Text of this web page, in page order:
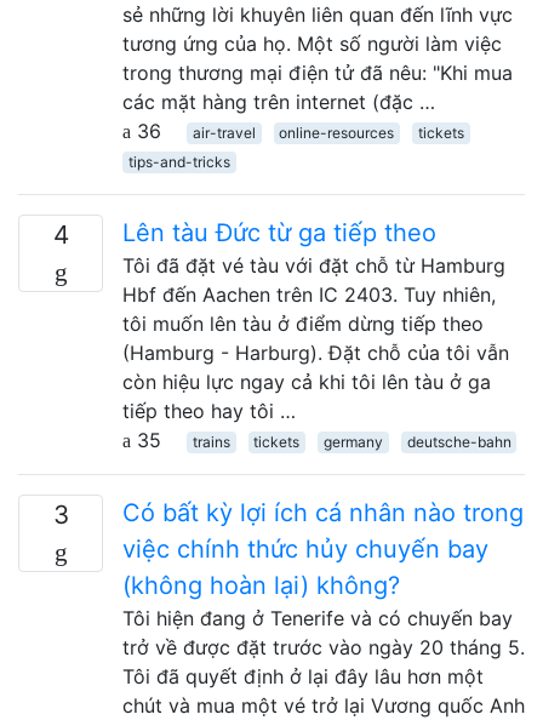
sẻ những lời khuyên liên quan đến lĩnh vực
tương ứng của họ. Một số người làm việc
trong thương mại điện tử đã nêu: "Khi mua
các mặt hàng trên internet (đặc …
36
air-travel online-resources
tickets
tips-and-tricks
4 Lên tàu Đức từ ga tiếp theo
Tôi đã đặt vé tàu với đặt chỗ từ Hamburg
Hbf đến Aachen trên IC 2403. Tuy nhiên,
tôi muốn lên tàu ở điểm dừng tiếp theo
(Hamburg - Harburg). Đặt chỗ của tôi vẫn
còn hiệu lực ngay cả khi tôi lên tàu ở ga
tiếp theo hay tôi …
35
trains tickets germany deutsche-bahn
3
Có bất kỳ lợi ích cá nhân nào trong
việc chính thức hủy chuyến bay
(không hoàn lại) không?
Tôi hiện đang ở Tenerife và có chuyến bay
trở về được đặt trước vào ngày 20 tháng 5.
Tôi đã quyết định ở lại đây lâu hơn một
chút và mua một vé trở lại Vương quốc Anh